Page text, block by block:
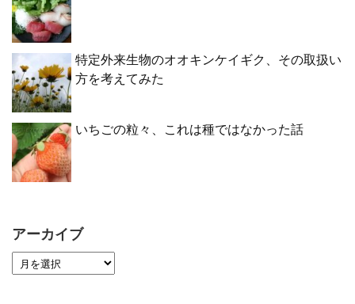
特定外来生物のオオキンケイギク、その取扱い
方を考えてみた
いちごの粒々、これは種ではなかった話
アーカイブ